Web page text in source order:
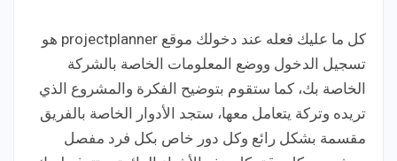
كل ما عليك فعله عند دخولك موقع projectplanner هو
تسجيل الدخول ووضع المعلومات الخاصة بالشركة
الخاصة بك، كما ستقوم بتوضيح الفكرة والمشروع الذي
تريده وتركة يتعامل معها، ستجد الأدوار الخاصة بالفريق
مقسمة بشكل رائع وكل دور خاص بكل فرد مفصل